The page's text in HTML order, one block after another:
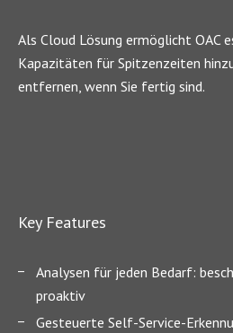
Als Cloud Lösung ermöglicht OAC
Kapazitäten für Spitzenzeiten
entfernen, wenn Sie fertig sind.
Key Features
Analysen für jeden Bedarf:
proaktiv
Gesteuerte Self-Service-